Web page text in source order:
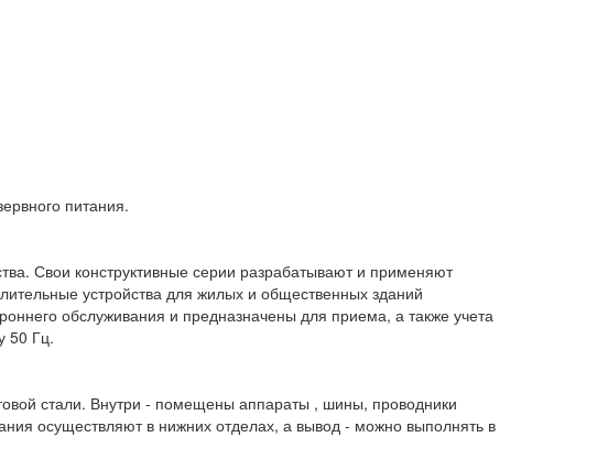
питания.
Свои конструктивные серии разрабатывают и применяют
устройства для жилых и общественных зданий
обслуживания и предназначены для приема, а также учета
50 Гц.
стали. Внутри - помещены аппараты , шины, проводники
осуществляют в нижних отделах, а вывод - можно выполнять в